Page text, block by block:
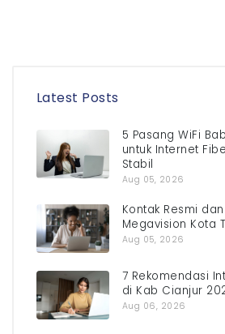
Latest Posts
5 Pasang WiFi
untuk Internet
Stabil
Aug 05, 2026
Kontak Resmi
Megavision Kota
Aug 05, 2026
7 Rekomendasi
di Kab Cianjur
Aug 06, 2026